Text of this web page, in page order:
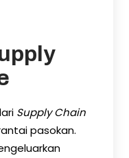
Supply Chain
pasokan.